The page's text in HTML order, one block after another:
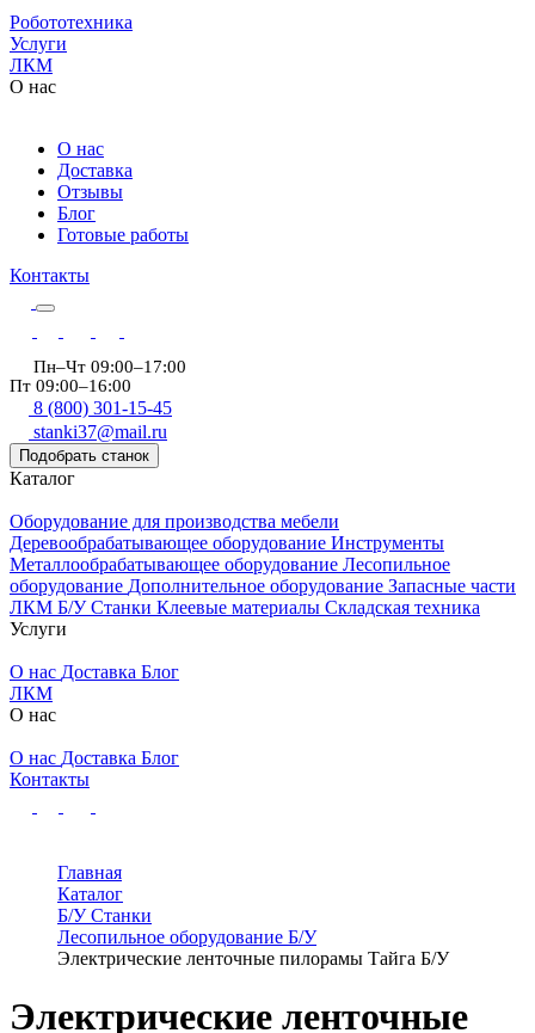
Робототехника
Услуги
ЛКМ
О нас
О нас
Доставка
Отзывы
Блог
Готовые работы
Контакты
Пн–Чт 09:00–17:00
Пт 09:00–16:00
8 (800) 301-15-45
stanki37@mail.ru
Подобрать станок
Каталог
Оборудование для производства мебели
Деревообрабатывающее оборудование Инструменты
Металлообрабатывающее оборудование Лесопильное
оборудование Дополнительное оборудование Запасные части
ЛКМ Б/У Станки Клеевые материалы Складская техника
Услуги
О нас Доставка Блог
ЛКМ
О нас
О нас Доставка Блог
Контакты
Главная
Каталог
Б/У Станки
Лесопильное оборудование Б/У
Электрические ленточные пилорамы Тайга Б/У
Электрические ленточные